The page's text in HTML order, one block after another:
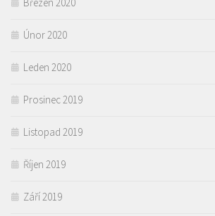
Únor 2020
Leden 2020
Prosinec 2019
Listopad 2019
Říjen 2019
Září 2019